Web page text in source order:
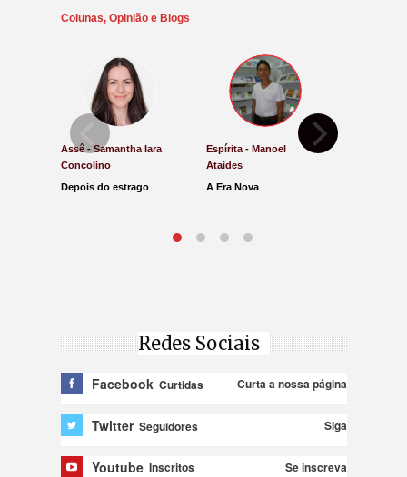
Colunas, Opinião e Blogs
Assê - Samantha Iara
Concolino
Depois do estrago
Espírita - Manoel
Ataides
A Era Nova
Redes Sociais
Facebook Curtidas Curta a nossa página
Twitter Seguidores Siga
Youtube Inscritos Se inscreva